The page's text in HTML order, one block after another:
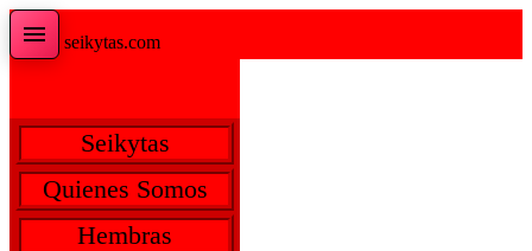
seikytas.com
Seikytas
Quienes Somos
Hembras